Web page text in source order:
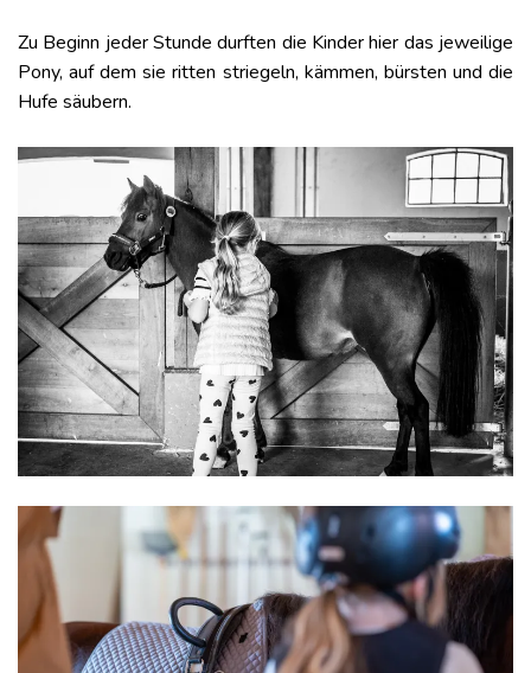
Zu Beginn jeder Stunde durften die Kinder hier das jeweilige
Pony, auf dem sie ritten striegeln, kämmen, bürsten und die
Hufe säubern.